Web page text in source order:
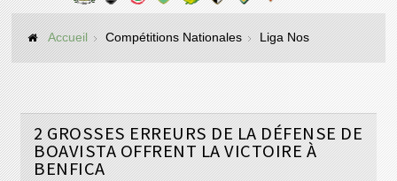
Accueil Compétitions Nationales Liga Nos
2 GROSSES ERREURS DE LA DÉFENSE DE
BOAVISTA OFFRENT LA VICTOIRE À
BENFICA